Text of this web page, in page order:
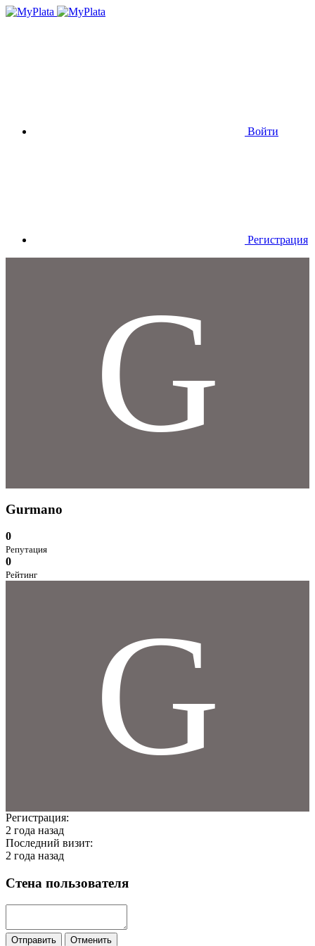
Войти
Регистрация
G
Gurmano
0
Репутация
0
Рейтинг
G
Регистрация:
2 года назад
Последний визит:
2 года назад
Стена пользователя
Отправить Отменить